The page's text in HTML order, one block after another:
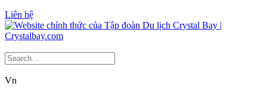
Liên hệ
Vn